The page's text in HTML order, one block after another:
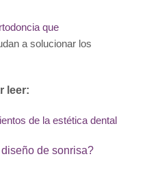
que
a solucionar los
leer:
de la estética dental
de sonrisa?